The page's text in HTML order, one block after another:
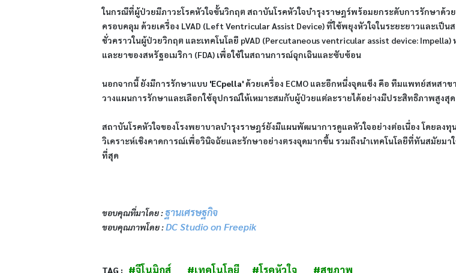
ในกรณีที่ผู้ป่วยมีภาวะโรคหัวใจขั้นวิกฤต ​​สถาบันโรคหัวใจบำรุงราษฎร์พร้อมยกระดับการรักษาด้ว
ครอบคลุม​ ด้วยเครื่อง LVAD (Left Ventricular Assist Device) ​ที่ใช้พยุงหัวใจในระยะยาวและเ
ชั่วคราวในผู้ป่วยวิกฤต และเทคโนโลยี pVAD (Percutaneous ventricular assist device:
และยาของสหรัฐอเมริกา (FDA) เพื่อใช้ในสถานการณ์ฉุกเฉินและซับซ้อน
นอกจากนี้​ ยังมี​การรักษา​แบบ 'ECpella​' ​ ด้วยเครื่อง ECMO​ และอีกหนึ่งจุดแข็ง คือ ทีมแพทย์สหส
วางแผนการรักษาและเลือกใช้อุปกรณ์ให้เหมาะสมกับผู้ป่วยแต่ละราย​ได้อย่าง​มีประสิทธิภาพสูงสุ
สถาบันโรคหัวใจของโรงพยาบาลบำรุงราษฎร์ยัง​มีแผนพัฒนา​การดูแลหัวใจ​อย่างต่อเนื่อง โดยลง
วิเคราะห์เชิงคาดการณ์​เพื่อวินิจฉัยและรักษาอย่างตรงจุดมากขึ้น ​รวมถึงนำเทคโนโล​ยีที่ทันสมัยม
ที่สุด
ขอบคุณที่มาโดย : ฐานเศรษฐกิจ
ขอบคุณภาพโดย : DC Studio on Freepik
TAG : #จีโนมิกส์ #เทคโนโลยี #โรคหัวใจ #สุขภาพ